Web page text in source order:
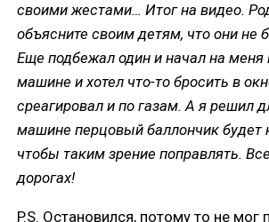
своими жестами… Итог на видео.
объясните своим детям, что они не
Еще подбежал один и начал на меня
машине и хотел что-то бросить в
среагировал и по газам. А я решил
машине перцовый баллончик будет
чтобы таким зрение поправлять.
дорогах!
P.S. Остановился, потому то не мог